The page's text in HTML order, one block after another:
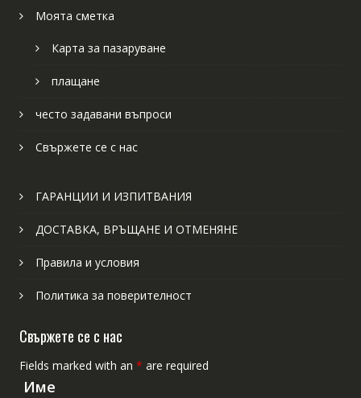
Моята сметка
Карта за пазаруване
плащане
често задавани въпроси
Свържете се с нас
ГАРАНЦИИ И ИЗПИТВАНИЯ
ДОСТАВКА, ВРЪЩАНЕ И ОТМЕНЯНЕ
Правила и условия
Политика за поверителност
Свържете се с нас
Fields marked with an * are required
Име